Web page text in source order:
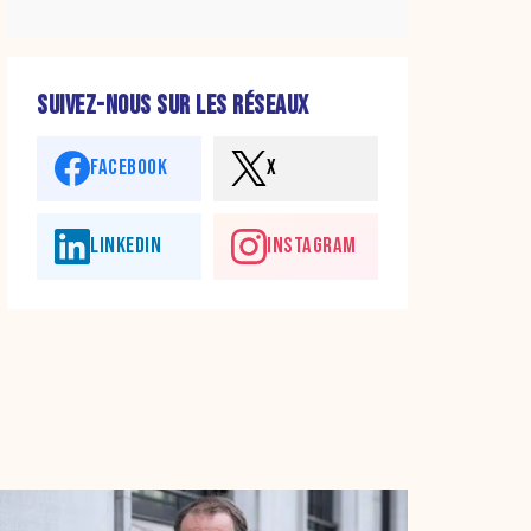
SUIVEZ-NOUS SUR LES RÉSEAUX
FACEBOOK X
LINKEDIN INSTAGRAM